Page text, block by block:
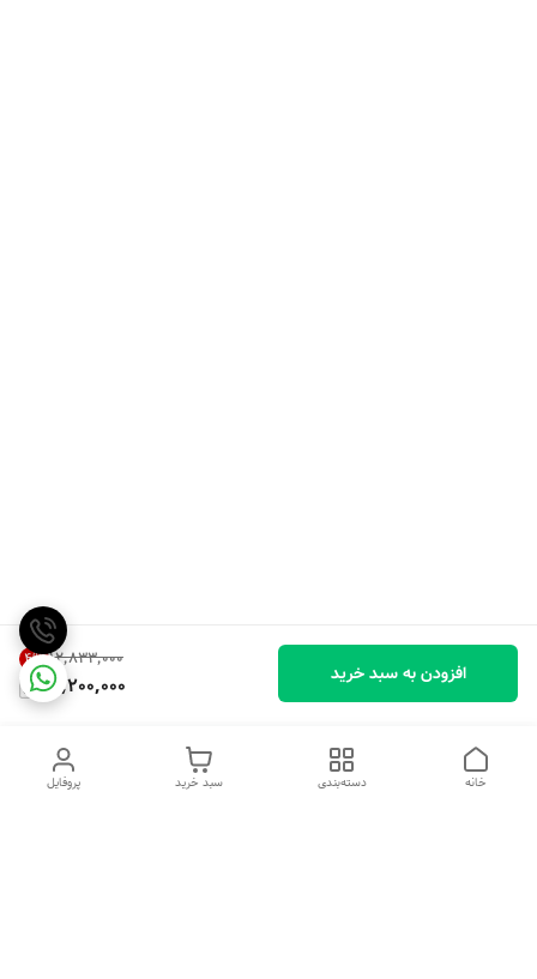
۱۲٬۸۳۳٬۰۰۰ 4%
12,200,000 افزودن به سبد خرید
پروفایل سبد خرید دسته‌بندی خانه